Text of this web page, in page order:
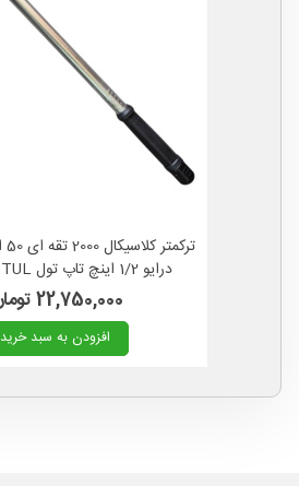
ANBA1623
22,750,000 تومان
افزودن به سبد خرید